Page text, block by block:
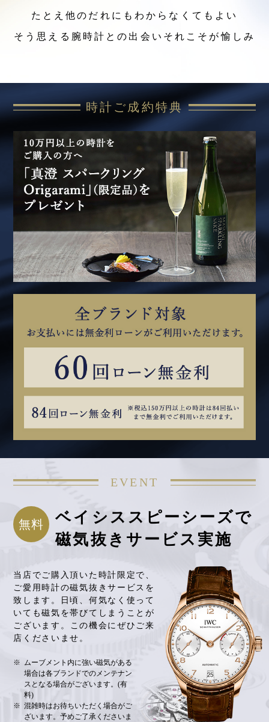
たとえ他のだれにもわからなくてもよい
そう思える腕時計との出会いそれこそが愉しみ
時計ご成約特典
EVENT
無料
ベイシススピーシーズで
磁気抜きサービス実施
当店でご購入頂いた時計限定で、
ご愛用時計の磁気抜きサービスを
致します。
日頃、何気なく使って
いても磁気を帯びてしまうことが
ございます。
この機会にぜひご来
店くださいませ。
ムーブメント内に強い磁気がある
場合は各ブランドでのメンテナン
スとなる場合がございます。(有
料)
混雑時はお待ちいただく場合がご
ざいます。予めご了承くださいま